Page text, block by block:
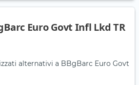
Euro Govt Infl Lkd TR
alternativi a BBgBarc Euro Govt